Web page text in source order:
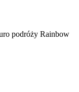
podróży Rainbow